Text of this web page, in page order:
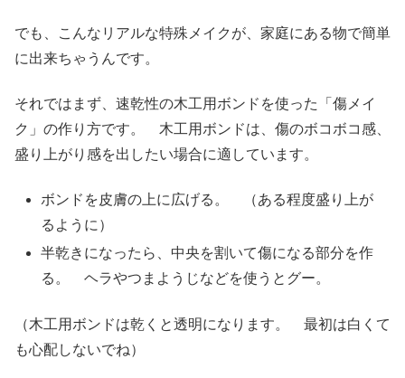
でも、こんなリアルな特殊メイクが、家庭にある物で簡単
に出来ちゃうんです。
それではまず、速乾性の木工用ボンドを使った「傷メイ
ク」の作り方です。 木工用ボンドは、傷のボコボコ感、
盛り上がり感を出したい場合に適しています。
ボンドを皮膚の上に広げる。 （ある程度盛り上が
るように）
半乾きになったら、中央を割いて傷になる部分を作
る。 ヘラやつまようじなどを使うとグー。
（木工用ボンドは乾くと透明になります。 最初は白くて
も心配しないでね）